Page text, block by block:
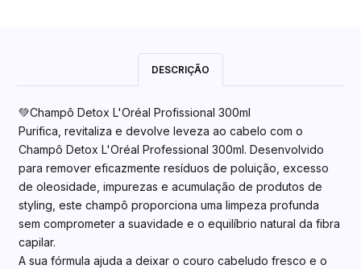
DESCRIÇÃO
💚Champô Detox L'Oréal Profissional 300ml
Purifica, revitaliza e devolve leveza ao cabelo com o
Champô Detox L'Oréal Professional 300ml. Desenvolvido
para remover eficazmente resíduos de poluição, excesso
de oleosidade, impurezas e acumulação de produtos de
styling, este champô proporciona uma limpeza profunda
sem comprometer a suavidade e o equilíbrio natural da fibra
capilar.
A sua fórmula ajuda a deixar o couro cabeludo fresco e o